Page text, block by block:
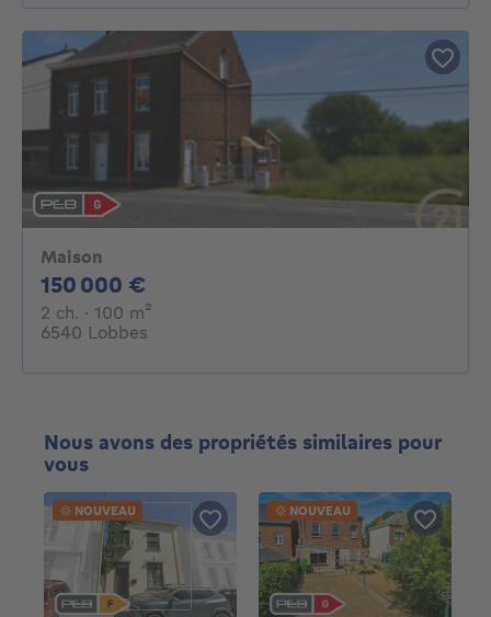
Maison
150 000 €
2 ch. 2 chambres
· 100 m²
6540 Lobbes
Nous avons des propriétés similaires pour
vous
NOUVEAU NOUVEAU